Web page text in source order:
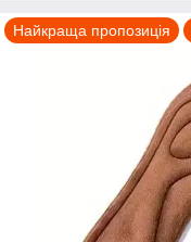
Найкраща пропозиція